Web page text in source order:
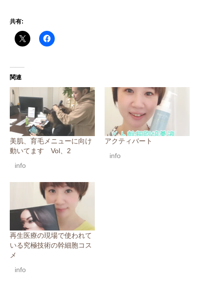
共有:
関連
美肌、育毛メニューに向け
動いてます Vol、2
info
アクティバート
info
再生医療の現場で使われて
いる究極技術の幹細胞コス
メ
info